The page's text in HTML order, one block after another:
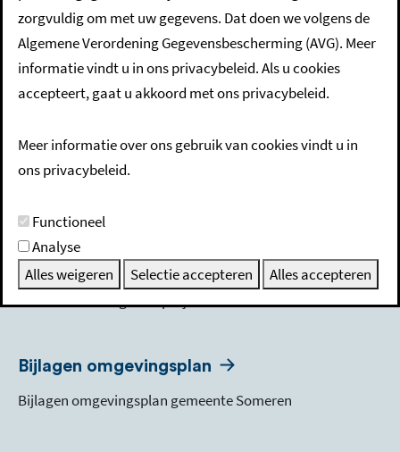
Omgevingswet
Omgevingswet, Omgevingsloket, Wet
Kwaliteitswaarborging voor bouwen, Omgevingsvisie,
Omgevingsplan, Participatie
Bouwgrond kopen
Woningbouwprojecten
Overzicht woningbouwprojecten
Bijlagen omgevingsplan
Bijlagen omgevingsplan gemeente Someren
zorgvuldig om met uw gegevens. Dat doen we volgens de
Algemene Verordening Gegevensbescherming (AVG). Meer
informatie vindt u in ons privacybeleid. Als u cookies
accepteert, gaat u akkoord met ons privacybeleid.
Meer informatie over ons gebruik van cookies vindt u in
ons privacybeleid.
Functioneel
Analyse
Alles weigeren
Selectie accepteren Alles accepteren